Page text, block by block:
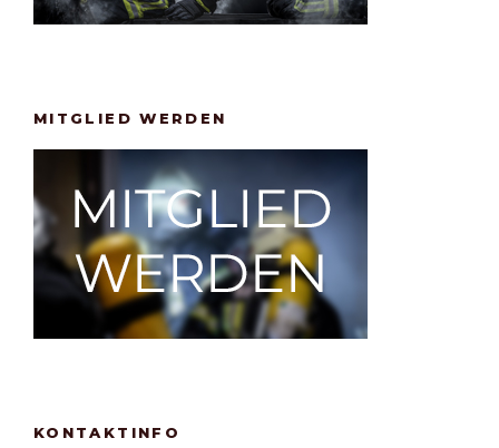
MITGLIED WERDEN
KONTAKTINFO